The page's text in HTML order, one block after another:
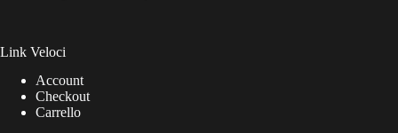
Link Veloci
Account
Checkout
Carrello